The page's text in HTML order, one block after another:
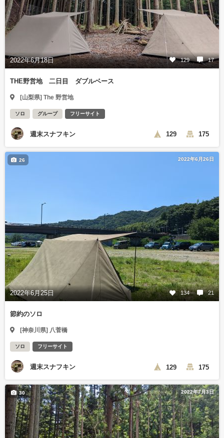
2022年6月18日 129 17
THE野営地 二日目 ダブルベース
[山梨県] The 野営地
ソロ グループ フリーサイト
週末スナフキン 129 175
2022年6月26日
2022年6月25日 134 21
26
節約のソロ
[神奈川県] 八菅橋
ソロ フリーサイト
週末スナフキン 129 175
2022年7月3日
30